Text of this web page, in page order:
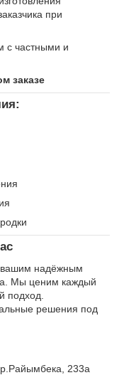
при
с частными и
заказе
вашим надёжным
Мы ценим каждый
подход.
решения под
233а